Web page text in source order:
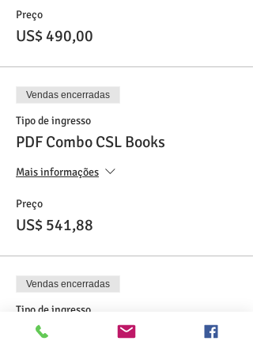
Preço
US$ 490,00
Vendas encerradas
Tipo de ingresso
PDF Combo CSL Books
Mais informações
Preço
US$ 541,88
Vendas encerradas
Tipo de ingresso
Combo CSL Books